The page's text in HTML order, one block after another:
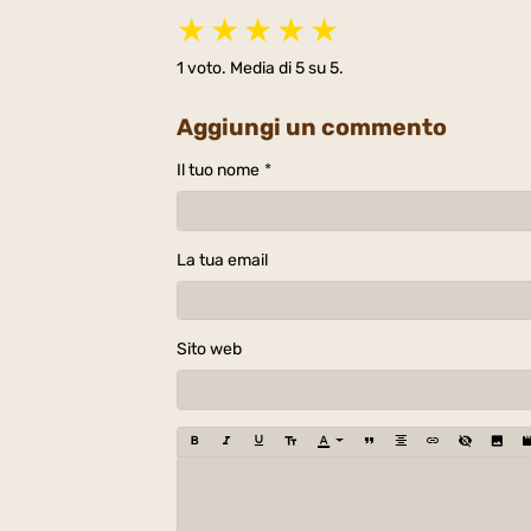
★ ★ ★ ★ ★
1 voto. Media di5su 5.
Aggiungi un commento
Il tuo nome
La tua email
Sito web